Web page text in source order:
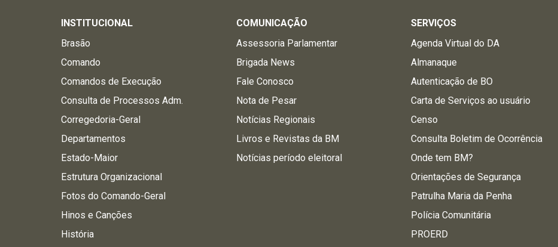
INSTITUCIONAL
Brasão
Comando
Comandos de Execução
Consulta de Processos Adm.
Corregedoria-Geral
Departamentos
Estado-Maior
Estrutura Organizacional
Fotos do Comando-Geral
Hinos e Canções
História
COMUNICAÇÃO
Assessoria Parlamentar
Brigada News
Fale Conosco
Nota de Pesar
Notícias Regionais
Livros e Revistas da BM
Notícias período eleitoral
SERVIÇOS
Agenda Virtual do DA
Almanaque
Autenticação de BO
Carta de Serviços ao usuário
Censo
Consulta Boletim de Ocorrência
Onde tem BM?
Orientações de Segurança
Patrulha Maria da Penha
Polícia Comunitária
PROERD